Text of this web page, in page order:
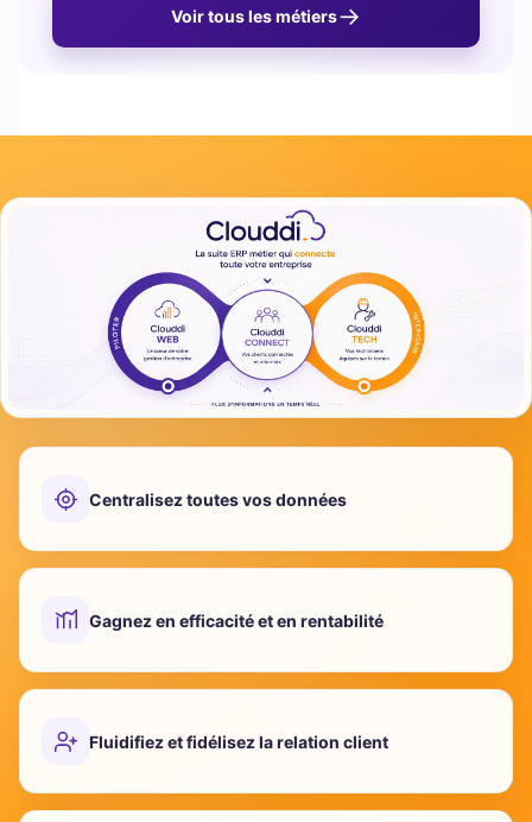
Voir tous les métiers→
Une suite ERP qui
Le bureau, les techniciens et les clients partagent
Centralisez toutes vos données
Gagnez en efficacité et en rentabilité
Fluidifiez et fidélisez la relation client